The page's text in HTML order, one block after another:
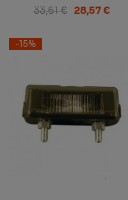
158x64x51 mm.
33,61 € 28,57 €
-15%